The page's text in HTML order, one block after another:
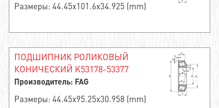
Размеры: 44.45x101.6x34.925 (mm)
ПОДШИПНИК РОЛИКОВЫЙ
КОНИЧЕСКИЙ K53178-53377
Производитель: FAG
Размеры: 44.45x95.25x30.958 (mm)